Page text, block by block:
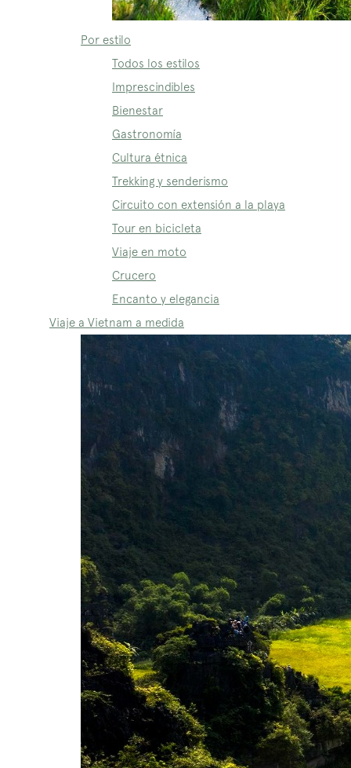
Por estilo
Todos los estilos
Imprescindibles
Bienestar
Gastronomía
Cultura étnica
Trekking y senderismo
Circuito con extensión a la playa
Tour en bicicleta
Viaje en moto
Crucero
Encanto y elegancia
Viaje a Vietnam a medida